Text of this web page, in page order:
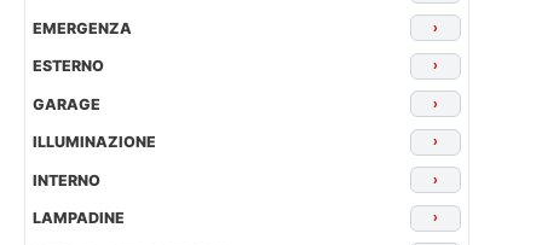
EMERGENZA ›
ESTERNO ›
GARAGE ›
ILLUMINAZIONE ›
INTERNO ›
LAMPADINE ›